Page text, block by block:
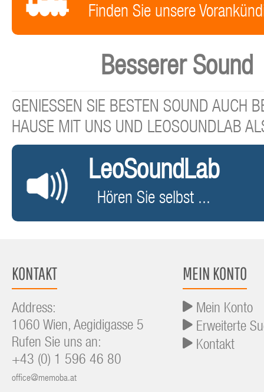
Finden Sie unsere
Besserer Sound
GENIESSEN SIE BESTEN SOUND AUCH
HAUSE MIT UNS UND LEOSOUNDLAB
LeoSoundLab
Hören Sie selbst ...
KONTAKT
Address:
1060 Wien, Aegidigasse 5
Rufen Sie uns an:
+43 (0) 1 596 46 80
office@memoba.at
MEIN KONTO
Mein Konto
Erweiterte
Kontakt